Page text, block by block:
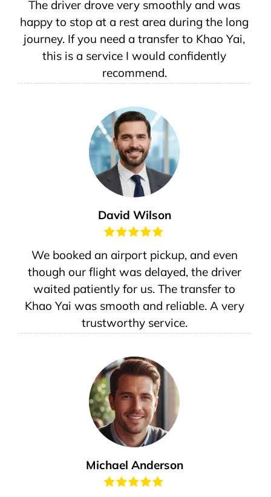
The driver drove very smoothly and was
happy to stop at a rest area during the long
journey. If you need a transfer to Khao Yai,
this is a service I would confidently
recommend.
David Wilson
We booked an airport pickup, and even
though our flight was delayed, the driver
waited patiently for us. The transfer to
Khao Yai was smooth and reliable. A very
trustworthy service.
Michael Anderson